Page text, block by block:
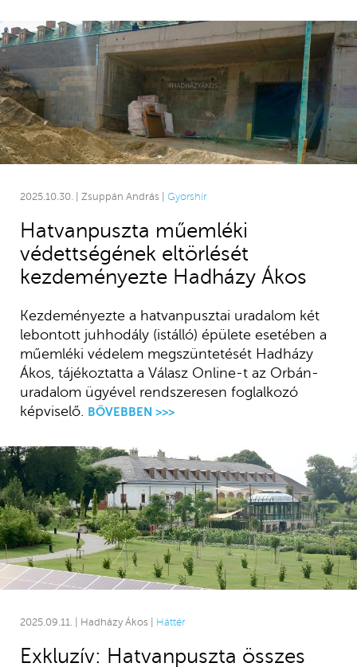
2025.10.30. | Zsuppán András | Gyorshír
Hatvanpuszta műemléki
védettségének eltörlését
kezdeményezte Hadházy Ákos
Kezdeményezte a hatvanpusztai uradalom két
lebontott juhhodály (istálló) épülete esetében a
műemléki védelem megszüntetését Hadházy
Ákos, tájékoztatta a Válasz Online-t az Orbán-
uradalom ügyével rendszeresen foglalkozó
képviselő.
BŐVEBBEN >>>
2025.09.11. | Hadházy Ákos | Háttér
Exkluzív: Hatvanpuszta összes